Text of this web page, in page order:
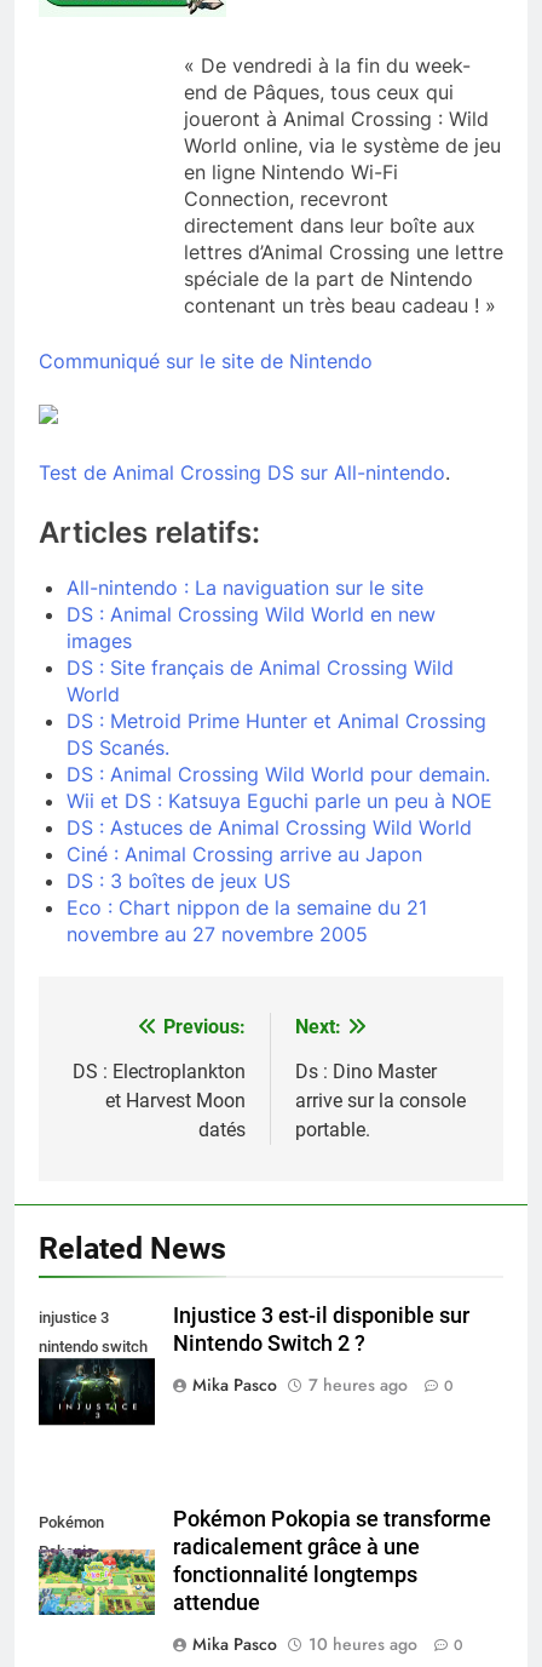
« De vendredi à la fin du week-
end de Pâques, tous ceux qui
joueront à Animal Crossing : Wild
World online, via le système de jeu
en ligne Nintendo Wi-Fi
Connection, recevront
directement dans leur boîte aux
lettres d’Animal Crossing une lettre
spéciale de la part de Nintendo
contenant un très beau cadeau ! »
Communiqué sur le site de Nintendo
Test de Animal Crossing DS sur All-nintendo.
Articles relatifs:
All-nintendo : La naviguation sur le site
DS : Animal Crossing Wild World en new
images
DS : Site français de Animal Crossing Wild
World
DS : Metroid Prime Hunter et Animal Crossing
DS Scanés.
DS : Animal Crossing Wild World pour demain.
Wii et DS : Katsuya Eguchi parle un peu à NOE
DS : Astuces de Animal Crossing Wild World
Ciné : Animal Crossing arrive au Japon
DS : 3 boîtes de jeux US
Eco : Chart nippon de la semaine du 21
novembre au 27 novembre 2005
Navigation
de
Previous:
DS : Electroplankton
et Harvest Moon
datés
Next:
Ds : Dino Master
arrive sur la console
portable.
Related News
injustice 3
nintendo switch
Injustice 3 est-il disponible sur
Nintendo Switch 2 ?
Mika Pasco
7 heures ago 0
Pokémon
Pokopia
Pokémon Pokopia se transforme
radicalement grâce à une
fonctionnalité longtemps
attendue
Mika Pasco
10 heures ago 0